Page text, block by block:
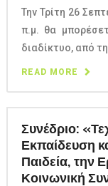
Την Τρίτη 26
π.μ. θα
διαδίκτυο, από
READ MORE
Συνέδριο:
Εκπαίδευση
Παιδεία, την
Κοινωνική